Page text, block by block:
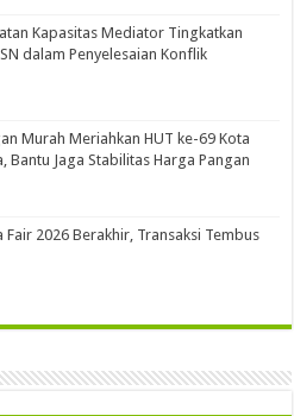
Kapasitas Mediator Tingkatkan
dalam Penyelesaian Konflik
Murah Meriahkan HUT ke-69 Kota
Bantu Jaga Stabilitas Harga Pangan
Fair 2026 Berakhir, Transaksi Tembus